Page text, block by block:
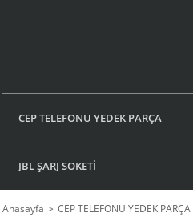
CEP TELEFONU YEDEK PARÇA
JBL ŞARJ SOKETİ
Anasayfa CEP TELEFONU YEDEK PARÇA